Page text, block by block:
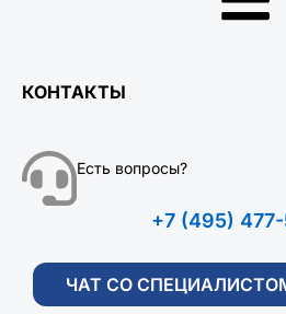
КОНТАКТЫ
Есть вопросы?
+7 (495)
ЧАТ СО